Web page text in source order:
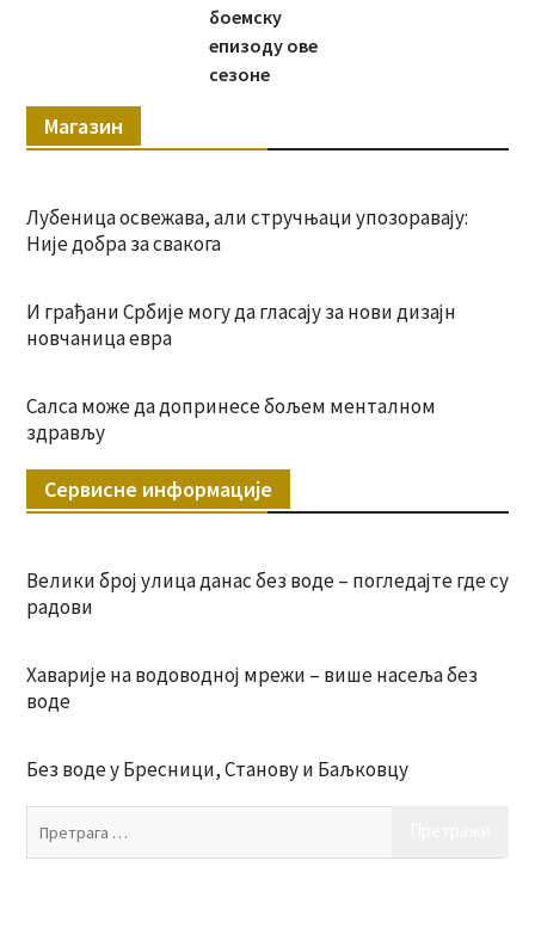
боемску
епизоду ове
сезоне
Магазин
Лубеница освежава, али стручњаци упозоравају:
Није добра за свакога
И грађани Србије могу да гласају за нови дизајн
новчаница евра
Салса може да допринесе бољем менталном
здрављу
Сервисне информације
Велики број улица данас без воде – погледајте где су
радови
Хаварије на водоводној мрежи – више насеља без
воде
Без воде у Бресници, Станову и Баљковцу